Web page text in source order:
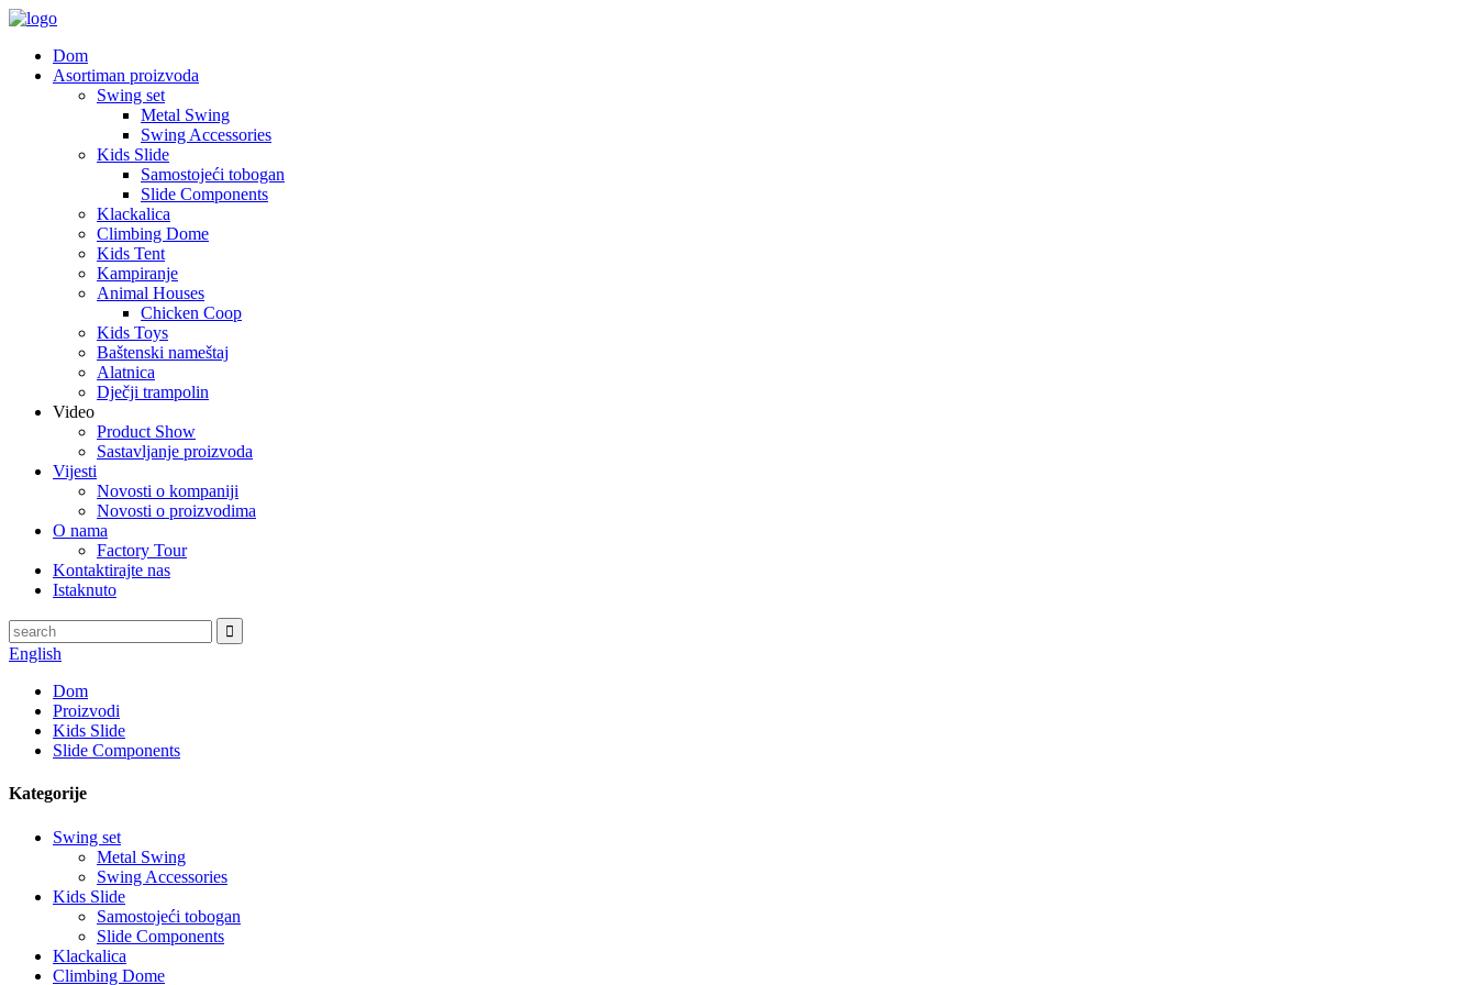
Dom
Asortiman proizvoda
Swing set
Metal Swing
Swing Accessories
Kids Slide
Samostojeći tobogan
Slide Components
Klackalica
Climbing Dome
Kids Tent
Kampiranje
Animal Houses
Chicken Coop
Kids Toys
Baštenski nameštaj
Alatnica
Dječji trampolin
Video
Product Show
Sastavljanje proizvoda
Vijesti
Novosti o kompaniji
Novosti o proizvodima
O nama
Factory Tour
Kontaktirajte nas
Istaknuto
English
Dom
Proizvodi
Kids Slide
Slide Components
Kategorije
Swing set
Metal Swing
Swing Accessories
Kids Slide
Samostojeći tobogan
Slide Components
Klackalica
Climbing Dome